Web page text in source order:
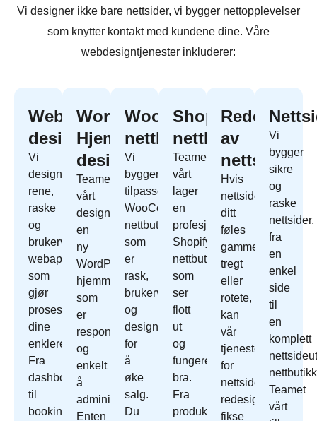
Vi designer ikke bare nettsider, vi bygger nettopplevelser
som knytter kontakt med kundene dine. Våre
webdesigntjenester inkluderer:
Webapp
design
Vi
designer
rene,
raske
og
brukervennlige
webapper
som
gjør
prosessene
dine
enklere.
Fra
dashbord
til
bookingsystemer
WordPress
Hjemmeside
design
Teamet
vårt
designer
en
ny
WordPress
hjemmeside
som
er
responsivt
og
enkelt
å
administrere.
Enten
WooCommerce
nettbutikk
Vi
bygger
tilpassede
WooCommerce
nettbutikk
som
er
rask,
brukervennlig
og
designet
for
å
øke
salg.
Du
Shopify
nettbutikk
Teamet
vårt
lager
en
profesjonell
Shopify
nettbutikk
som
ser
flott
ut
og
fungerer
bra.
Fra
produktoppsett
Redesign
av
nettside
Hvis
nettside
ditt
føles
gammelt,
tregt
eller
rotete,
kan
vår
tjeneste
for
nettside
redesign
fikse
Vi
bygger
sikre
og
raske
nettsider,
fra
en
enkel
side
til
en
komplett
Teamet
vårt